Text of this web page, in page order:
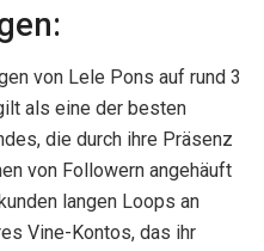
von Lele Pons auf rund 3
als eine der besten
die durch ihre Präsenz
von Followern angehäuft
langen Loops an
Vine-Kontos, das ihr